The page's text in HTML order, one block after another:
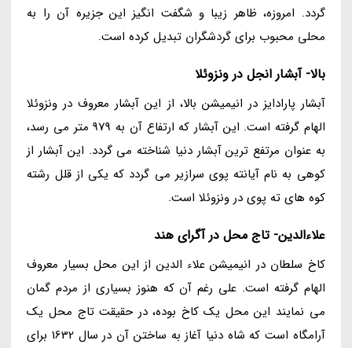
گردد. امروزه، ظاهر زیبا و شگفت انگیز این جزیره آن را به
محلی محبوب برای گردشگران تبدیل کرده است.
بالا- آبشار انجل در ونزوئلا
آبشار پارادایز در انیمیشن بالا، از این آبشار معروف در ونزوئلا
الهام گرفته است. این آبشار که ارتفاع آن به 979 متر می رسد،
به عنوان مرتفع ترین آبشار دنیا شناخته می گردد. این آبشار از
کوهی به نام آیانته پوی سرازیر می گردد که یکی از قلل رشته
کوه های ته پوی در ونزوئلا است.
علاءالدین- تاج محل در آگرای هند
کاخ سلطان در انیمیشن علاء الدین از این محل بسیار معروف
الهام گرفته است. علی رغم آن که هنوز بسیاری از مردم گمان
می نمایند این محل یک کاخ بوده، در حقیقت تاج محل یک
آرامگاه است که شاه دنیا آغاز به ساختن آن در سال 1632 برای